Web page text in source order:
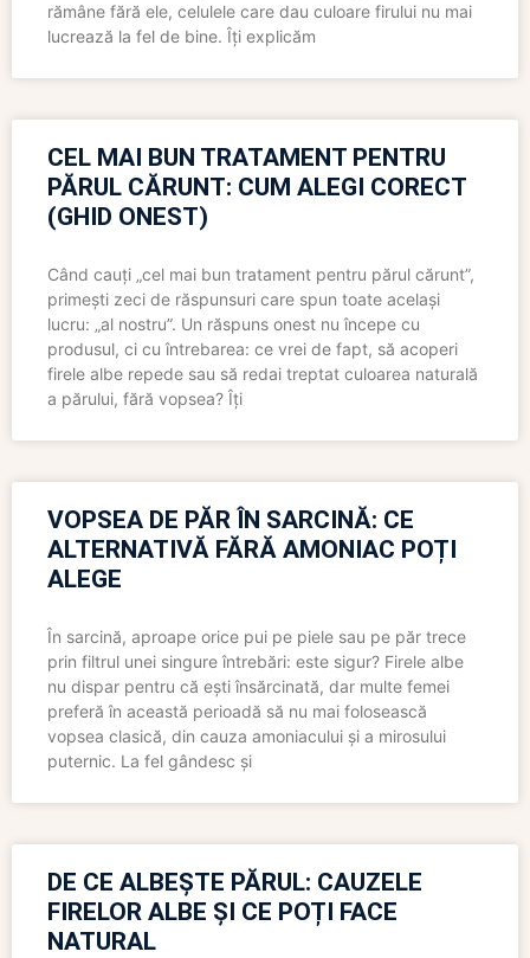
rămâne fără ele, celulele care dau culoare firului nu mai
lucrează la fel de bine. Îți explicăm
CEL MAI BUN TRATAMENT PENTRU
PĂRUL CĂRUNT: CUM ALEGI CORECT
(GHID ONEST)
Când cauți „cel mai bun tratament pentru părul cărunt”,
primești zeci de răspunsuri care spun toate același
lucru: „al nostru”. Un răspuns onest nu începe cu
produsul, ci cu întrebarea: ce vrei de fapt, să acoperi
firele albe repede sau să redai treptat culoarea naturală
a părului, fără vopsea? Îți
VOPSEA DE PĂR ÎN SARCINĂ: CE
ALTERNATIVĂ FĂRĂ AMONIAC POȚI
ALEGE
În sarcină, aproape orice pui pe piele sau pe păr trece
prin filtrul unei singure întrebări: este sigur? Firele albe
nu dispar pentru că ești însărcinată, dar multe femei
preferă în această perioadă să nu mai folosească
vopsea clasică, din cauza amoniacului și a mirosului
puternic. La fel gândesc și
DE CE ALBEȘTE PĂRUL: CAUZELE
FIRELOR ALBE ȘI CE POȚI FACE
NATURAL